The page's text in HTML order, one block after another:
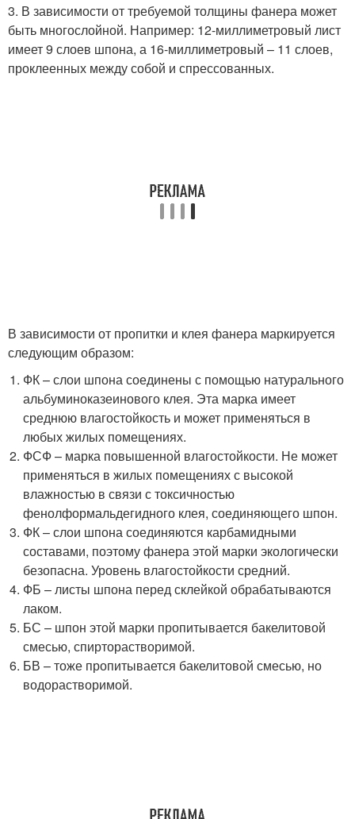
3. В зависимости от требуемой толщины фанера может
быть многослойной. Например: 12-миллиметровый лист
имеет 9 слоев шпона, а 16-миллиметровый – 11 слоев,
проклеенных между собой и спрессованных.
В зависимости от пропитки и клея фанера маркируется
следующим образом:
ФК – слои шпона соединены с помощью натурального
альбуминоказеинового клея. Эта марка имеет
среднюю влагостойкость и может применяться в
любых жилых помещениях.
ФСФ – марка повышенной влагостойкости. Не может
применяться в жилых помещениях с высокой
влажностью в связи с токсичностью
фенолформальдегидного клея, соединяющего шпон.
ФК – слои шпона соединяются карбамидными
составами, поэтому фанера этой марки экологически
безопасна. Уровень влагостойкости средний.
ФБ – листы шпона перед склейкой обрабатываются
лаком.
БС – шпон этой марки пропитывается бакелитовой
смесью, спирторастворимой.
БВ – тоже пропитывается бакелитовой смесью, но
водорастворимой.